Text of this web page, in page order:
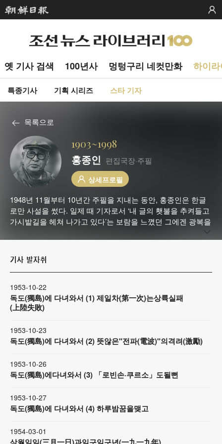
옛 기사 검색 100년사 멍텅구리 네컷만화 하이
특종기사 기획 시리즈 스타 기자
목록으로
1903~1998
홍종인 편집국장·주필
상세프로필
1948년 11월부터 10년간 주필을 지내는 동안, 홍종인은 한글
로만 사설을 썼다. 일제 때 기자로서 ‘내 글의 횃불을 추켜들고
가시밭길을 헤쳐 나가고 있다’는 보람을 느꼈던 그에겐 광복을
맞아 ‘마음 놓고 우리말로 얘기할 수 있다’는 사실이 가장 큰 감
격이었다. 평양고보 재학 중 3·1운동에 가담했다가 퇴학당했
고, 평양지국 기자로 조선일보에 입사했다. 광복 후 복간된 조
선일보에서 편집국장을 거쳐 주필과 부사장, 회장을 지냈다.
엄청난 독서광으로, 다양한 분야에서 해박한 지식과 실력을 갖
춰 얻은 별명이 ‘홍박(洪博)’. 1974년 동아일보 광고탄압 사태
때는 개인 명의로 가장 먼저 광고를 실어 언론계 어른으로서
정권에 굴하지 않는 용기를 보여줬다. 1984년 서울언론인클럽
절했다. 주필 시절에도 1953년 휴전협상 등 취재 현장을 지켰
던 그는 영원한 현역 기자였다.
기사 발자취
1953-10-22
독도(獨島)에 다녀와서 (1) 제일차(第一次)는상륙실패
(上陸失敗)
1953-10-23
독도(獨島)에 다녀와서 (2) 뜻않은"전파(電波)"의격려(激勵)
1953-10-26
독도(獨島)에다녀와서 (3) 「로빈손·쿠르소」도될뻔
1953-10-27
독도(獨島)에 다녀와서 (4) 하루밤꿈을맺고
1954-03-01